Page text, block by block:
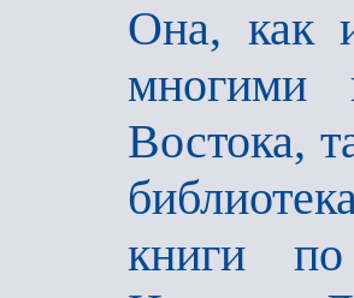
Она, как
многими
Востока,
книги